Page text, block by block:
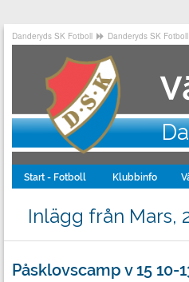
Danderyds SK Fotboll Danderyds SK Fotboll
Start - Fotboll Klubbinfo
Inlägg från Mars,
Påsklovscamp v 15 10-